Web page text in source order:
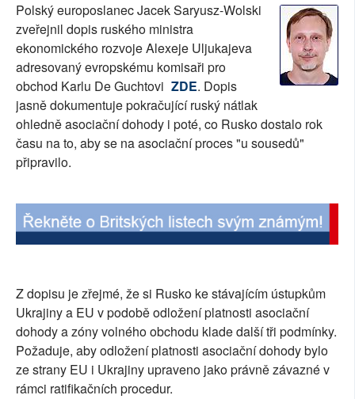
RUBRIKY
PLNÁ VERZE STRÁNEK
Polský europoslanec Jacek Saryusz-Wolski
zveřejnil dopis ruského ministra
ekonomického rozvoje Alexeje Uljukajeva
adresovaný evropskému komisaři pro
obchod Karlu De Guchtovi ZDE. Dopis
jasně dokumentuje pokračující ruský nátlak
ohledně asociační dohody i poté, co Rusko dostalo rok
času na to, aby se na asociační proces "u sousedů"
připravilo.
Z dopisu je zřejmé, že si Rusko ke stávajícím ústupkům
Ukrajiny a EU v podobě odložení platnosti asociační
dohody a zóny volného obchodu klade další tři podmínky.
Požaduje, aby odložení platnosti asociační dohody bylo
ze strany EU i Ukrajiny upraveno jako právně závazné v
rámci ratifikačních procedur.